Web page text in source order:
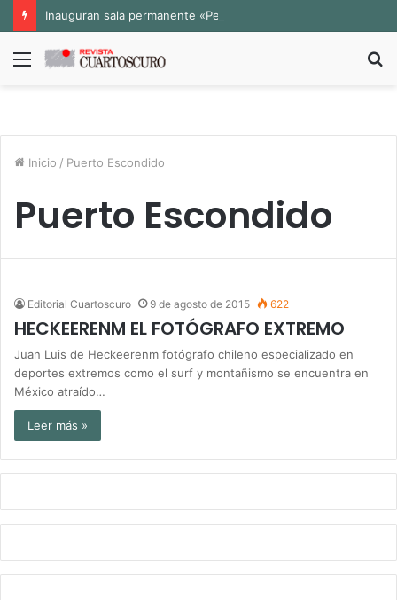
Menú
Inicio / Puerto Escondido
Puerto Escondido
Editorial Cuartoscuro 9 de agosto de 2015 622
HECKEERENM EL FOTÓGRAFO EXTREMO
Juan Luis de Heckeerenm fotógrafo chileno especializado en
deportes extremos como el surf y montañismo se encuentra en
México atraído…
Leer más »